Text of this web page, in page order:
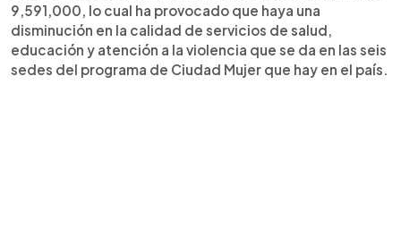
9,591,000, lo cual ha provocado que haya una
disminución en la calidad de servicios de salud,
educación y atención a la violencia que se da en las seis
sedes del programa de Ciudad Mujer que hay en el país.